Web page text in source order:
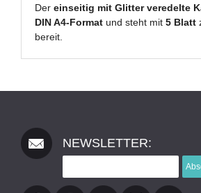
Dereinseitig mit Glitter veredelte
DIN A4-Format und steht mit5 Blatt
bereit.
NEWSLETTER: